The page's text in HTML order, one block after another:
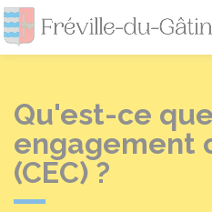
Qu'est-ce
engagement
(CEC) ?